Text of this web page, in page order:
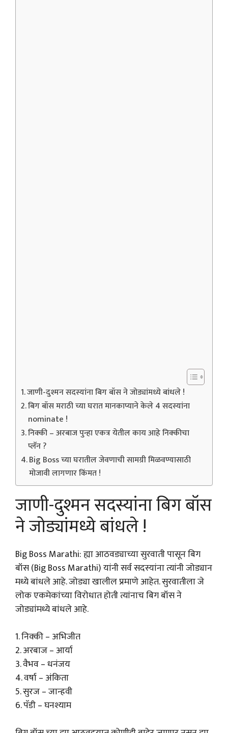
जाणी-दुश्मन सदस्यांना बिग बॉस ने जोड्यांमध्ये बांधले !
बिग बॉस मराठी च्या घरात मानकाप्याने केले 4 सदस्यांना
nominate !
निक्की – अरबाज पुन्हा एकत्र येतील काय आहे निक्कीचा
प्लॅन ?
Big Boss च्या घरातील जेवणाची सामग्री मिळवण्यासाठी
मोजावी लागणार किंमत !
जाणी-दुश्मन सदस्यांना बिग बॉस
ने जोड्यांमध्ये बांधले !
Big Boss Marathi: ह्या आठवड्याच्या सुरवाती पासून बिग
बॉस (Big Boss Marathi) यांनी सर्व सदस्यांना त्यांनी जोड्यान
मध्ये बांधले आहे. जोड्या खालील प्रमाणे आहेत. सुरवातीला जे
लोक एकमेकांच्या विरोधात होती त्यांनाच बिग बॉस ने
जोड्यांमध्ये बांधले आहे.
1. निक्की – अभिजीत
2. अरबाज – आर्या
3. वैभव – धनंजय
4. वर्षा – अंकिता
5. सुरज – जान्हवी
6. पॅडी – घनश्याम